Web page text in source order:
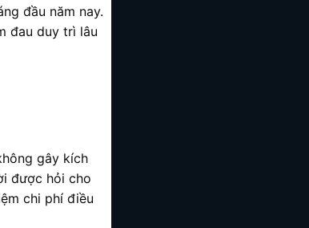
đầu năm nay.
đau duy trì lâu
gây kích
được hỏi cho
chi phí điều